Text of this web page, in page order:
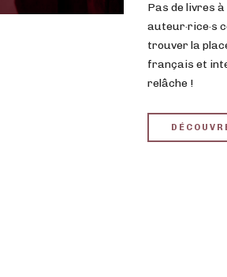
Pas de livres
auteur·rice·s
trouver la
français et
relâche !